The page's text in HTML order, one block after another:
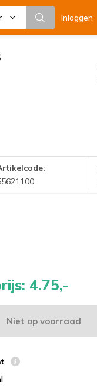
Inloggen
4.75,-
Niet op voorraad